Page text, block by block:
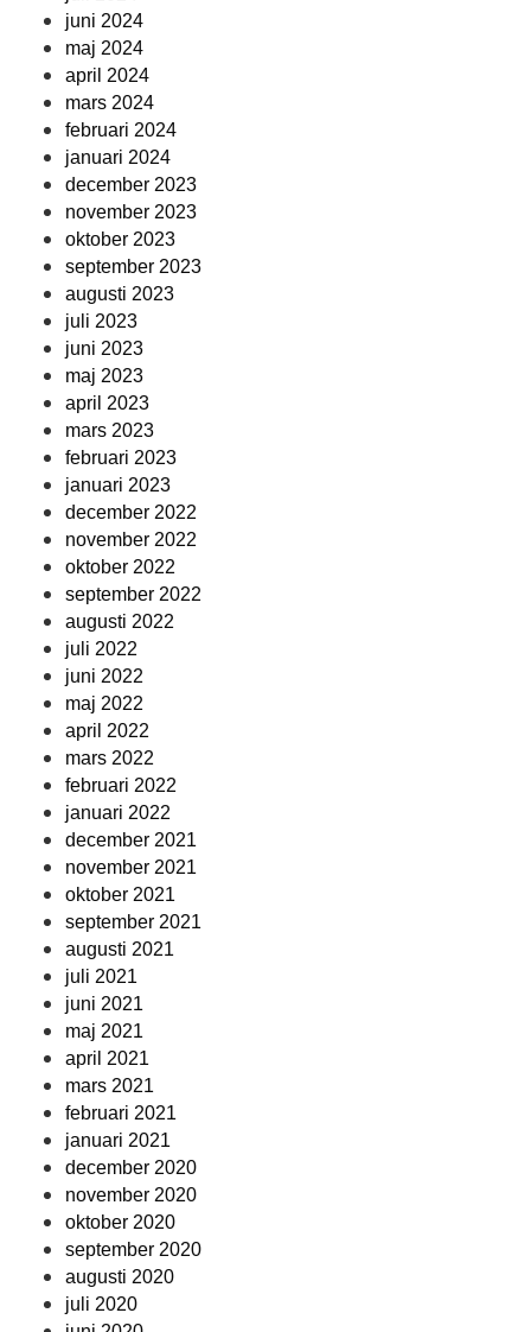
juni 2024
maj 2024
april 2024
mars 2024
februari 2024
januari 2024
december 2023
november 2023
oktober 2023
september 2023
augusti 2023
juli 2023
juni 2023
maj 2023
april 2023
mars 2023
februari 2023
januari 2023
december 2022
november 2022
oktober 2022
september 2022
augusti 2022
juli 2022
juni 2022
maj 2022
april 2022
mars 2022
februari 2022
januari 2022
december 2021
november 2021
oktober 2021
september 2021
augusti 2021
juli 2021
juni 2021
maj 2021
april 2021
mars 2021
februari 2021
januari 2021
december 2020
november 2020
oktober 2020
september 2020
augusti 2020
juli 2020